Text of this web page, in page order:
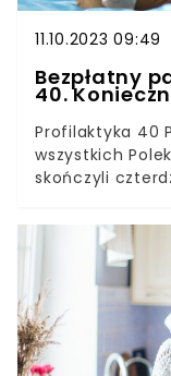
11.10.2023 09:49
Bezpłatny
40.
Profilaktyka 40
wszystkich
skończyli
specjalną
pobrań, który
istotne,
kończyć,
czerwca 2024 r.
skorzystałaś,